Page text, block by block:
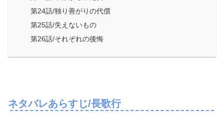
第24話/独り善がりの代償
第25話/失えないもの
第26話/それぞれの後悔
ネタバレあらすじ/長歌行